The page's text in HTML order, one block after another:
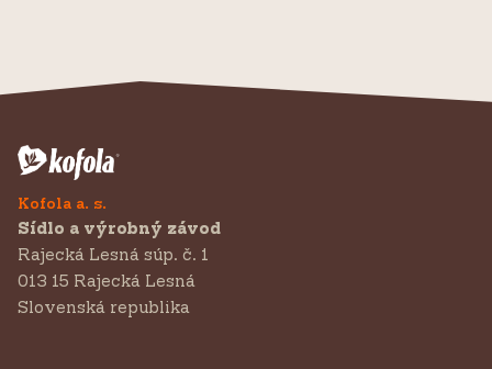
Kofola a. s.
Sídlo a výrobný závod
Rajecká Lesná súp. č. 1
013 15 Rajecká Lesná
Slovenská republika